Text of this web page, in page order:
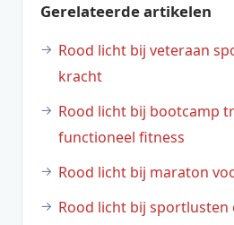
Gerelateerde artikelen
Rood licht bij veteraan
kracht
Rood licht bij bootcamp
functioneel fitness
Rood licht bij maraton
Rood licht bij sportlusten